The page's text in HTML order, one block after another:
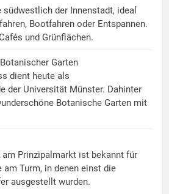
der Innenstadt, ideal
Bootfahren oder Entspannen.
und Grünflächen.
Garten
dient heute als
der Universität Münster. Dahinter
Botanische Garten mit
Prinzipalmarkt ist bekannt für
am Turm, in denen einst die
ausgestellt wurden.